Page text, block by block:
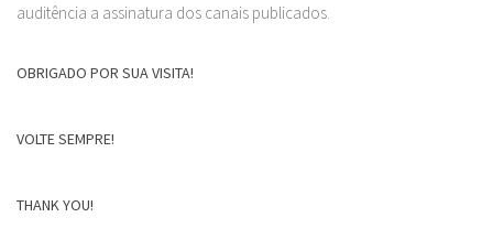
auditência a assinatura dos canais publicados.
OBRIGADO POR SUA VISITA!
VOLTE SEMPRE!
THANK YOU!